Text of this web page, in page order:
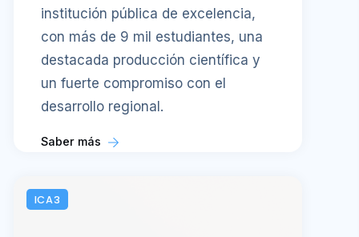
institución pública de excelencia,
con más de 9 mil estudiantes, una
destacada producción científica y
un fuerte compromiso con el
desarrollo regional.
Saber más
ICA3